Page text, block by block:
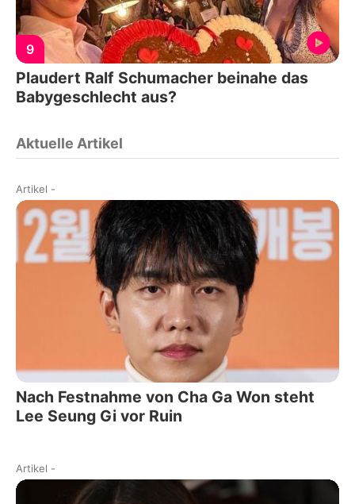
9
Plaudert Ralf Schumacher beinahe das
Babygeschlecht aus?
Aktuelle Artikel
Artikel -
Nach Festnahme von Cha Ga Won steht
Lee Seung Gi vor Ruin
Artikel -